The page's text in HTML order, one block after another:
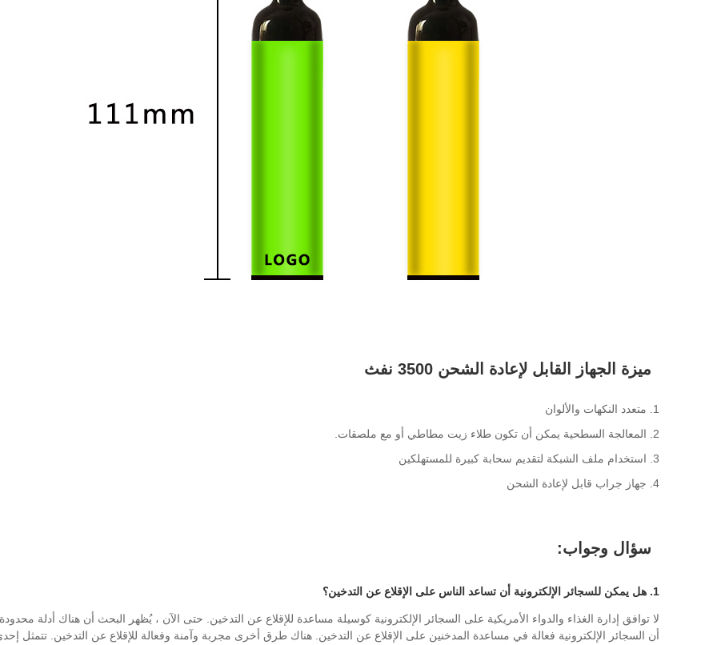
ميزة الجهاز القابل لإعادة الشحن 3500 نفث
1. متعدد النكهات والألوان
2. المعالجة السطحية يمكن أن تكون طلاء زيت مطاطي أو مع ملصقات.
3. استخدام ملف الشبكة لتقديم سحابة كبيرة للمستهلكين
4. جهاز جراب قابل لإعادة الشحن
سؤال وجواب:
1. هل يمكن للسجائر الإلكترونية أن تساعد الناس على الإقلاع عن التدخين؟
لا توافق إدارة الغذاء والدواء الأمريكية على السجائر الإلكترونية كوسيلة مساعدة للإقلاع عن التدخين. حتى الآن ، يُظهر البحث أن هناك أدلة
أن السجائر الإلكترونية فعالة في مساعدة المدخنين على الإقلاع عن التدخين. هناك طرق أخرى مجربة وآمنة وفعالة للإقلاع عن التدخين. تتمثل